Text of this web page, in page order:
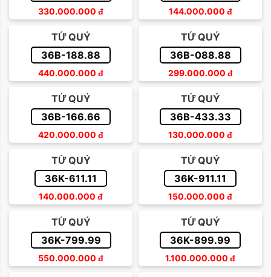
330.000.000 đ 144.000.000 đ
TỨ QUÝ
36B-188.88
440.000.000 đ
TỨ QUÝ
36B-088.88
299.000.000 đ
TỨ QUÝ
36B-166.66
420.000.000 đ
TỨ QUÝ
36B-433.33
130.000.000 đ
TỨ QUÝ
36K-611.11
140.000.000 đ
TỨ QUÝ
36K-911.11
150.000.000 đ
TỨ QUÝ
36K-799.99
550.000.000 đ
TỨ QUÝ
36K-899.99
1.100.000.000 đ